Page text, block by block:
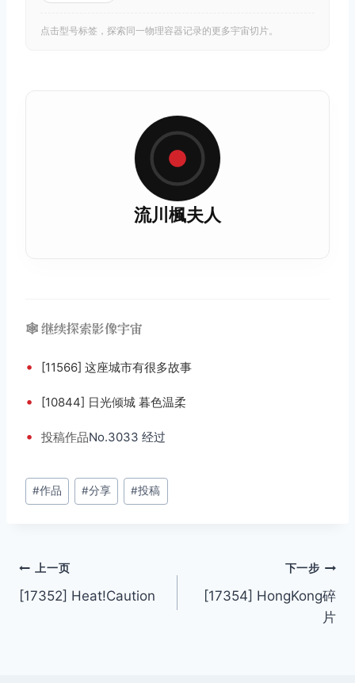
点击型号标签，探索同一物理容器记录的更多宇宙切片。
流川楓夫人
🕸️ 继续探索影像宇宙
• [11566] 这座城市有很多故事
• [10844] 日光倾城 暮色温柔
• 投稿作品No.3033 经过
文
章
#作品 #分享 #投稿
文
章
上一页
[17352] Heat!Caution
下一步
[17354] HongKong碎
片